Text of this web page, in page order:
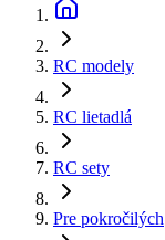
RC modely
RC lietadlá
RC sety
Pre pokročilých